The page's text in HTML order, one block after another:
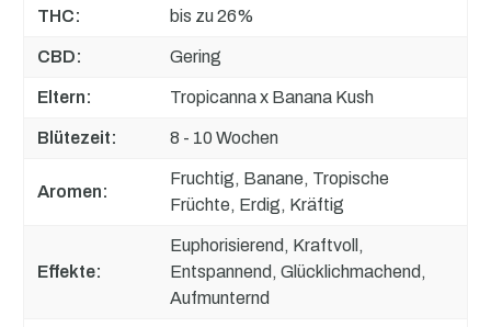
THC: bis zu 26%
CBD: Gering
Eltern: Tropicanna x Banana Kush
Blütezeit: 8 - 10 Wochen
Aromen:
Fruchtig, Banane, Tropische
Früchte, Erdig, Kräftig
Effekte:
Euphorisierend, Kraftvoll,
Entspannend, Glücklichmachend,
Aufmunternd